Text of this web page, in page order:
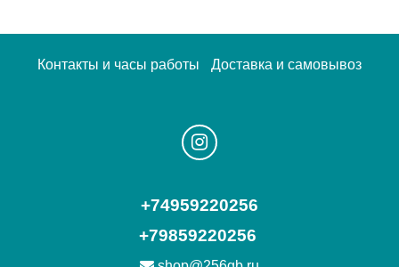
Контакты и часы работы Доставка и самовывоз
+74959220256
+79859220256